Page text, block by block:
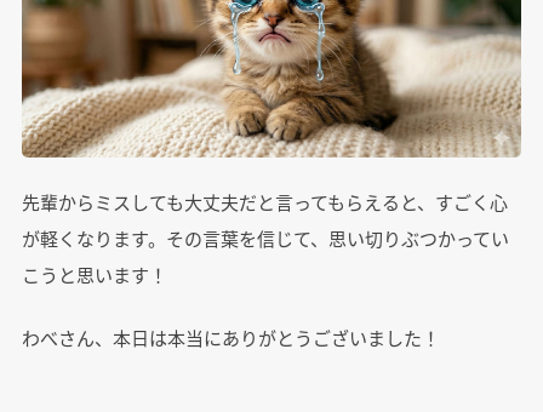
先輩からミスしても大丈夫だと言ってもらえると、すごく心
が軽くなります。その言葉を信じて、思い切りぶつかってい
こうと思います！
わべさん、本日は本当にありがとうございました！